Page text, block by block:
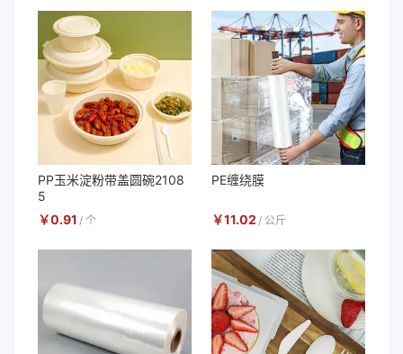
PP玉米淀粉带盖圆碗2108
5
￥0.91 / 个
PE缠绕膜
￥11.02 / 公斤